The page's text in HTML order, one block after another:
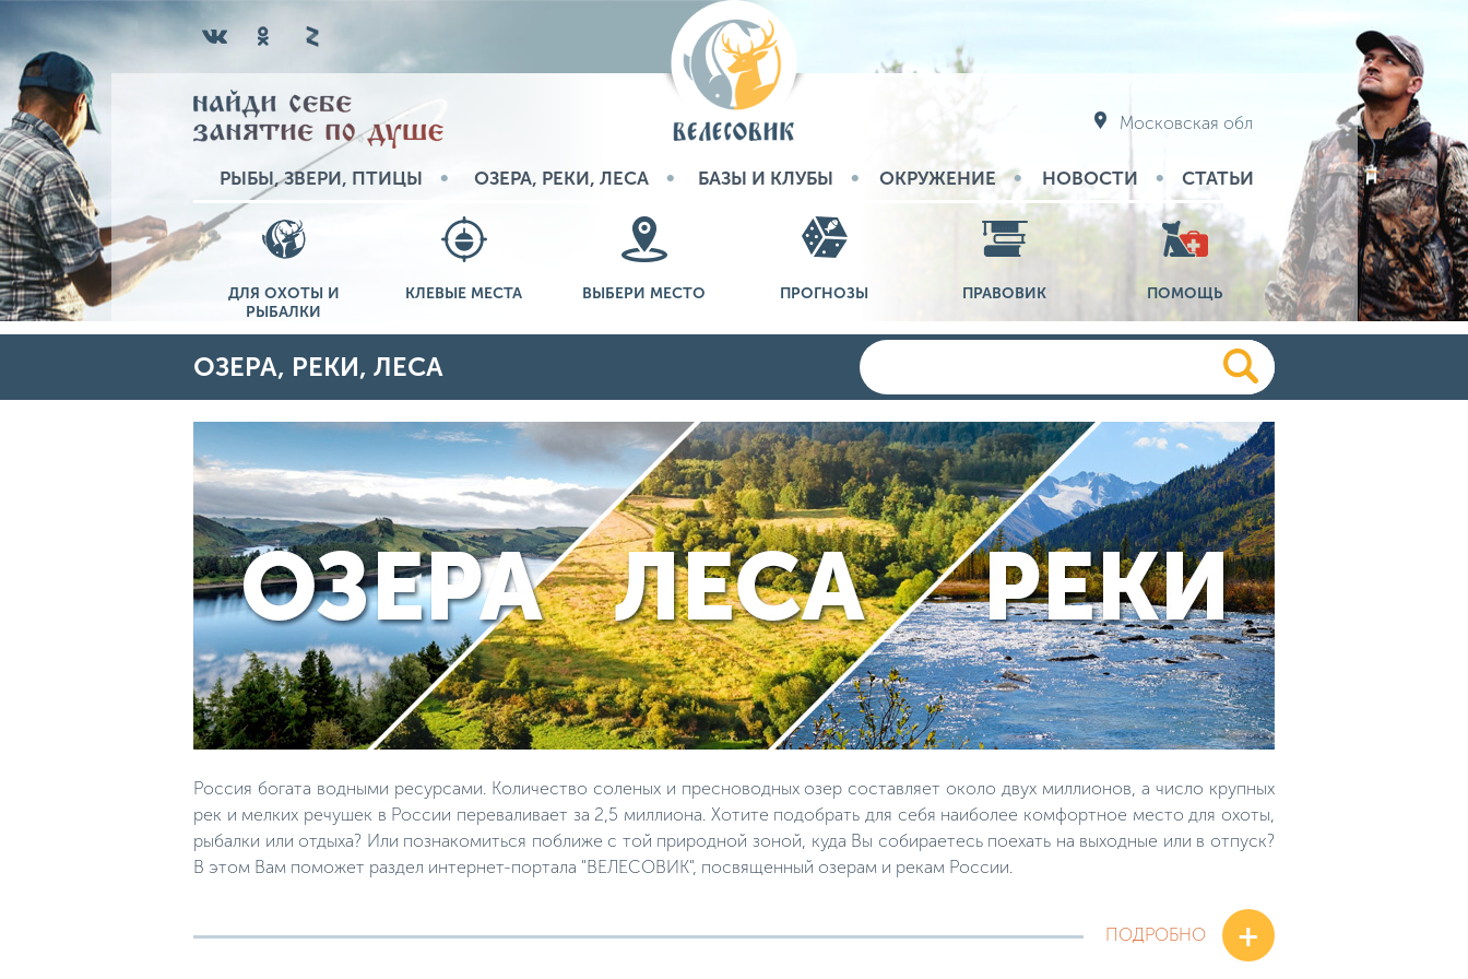
Московская обл
РЫБЫ, ЗВЕРИ, ПТИЦЫ ОЗЕРА, РЕКИ, ЛЕСА БАЗЫ И КЛУБЫ ОКРУЖЕНИЕ НОВОСТИ СТАТЬИ
ДЛЯ ОХОТЫ И
РЫБАЛКИ
КЛЕВЫЕ МЕСТА ВЫБЕРИ МЕСТО ПРОГНОЗЫ ПРАВОВИК ПОМОЩЬ
ОЗЕРА, РЕКИ, ЛЕСА
Россия богата водными ресурсами. Количество соленых и пресноводных озер составляет около двух миллионов, а число крупных
рек и мелких речушек в России переваливает за 2,5 миллиона. Хотите подобрать для себя наиболее комфортное место для охоты,
рыбалки или отдыха? Или познакомиться поближе с той природной зоной, куда Вы собираетесь поехать на выходные или в отпуск?
В этом Вам поможет раздел интернет-портала "ВЕЛЕСОВИК", посвященный озерам и рекам России.
ПОДРОБНО +